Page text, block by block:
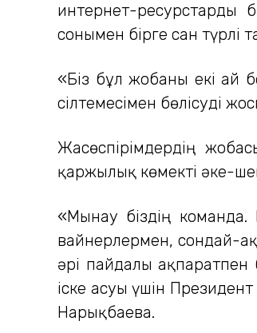
интернет-ресурстарды
сонымен бірге сан түрлі
«Біз бұл жобаны екі ай
сілтемесімен бөлісуді
Жасөспірімдердің
қаржылық көмекті әке-
«Мынау біздің команда.
вайнерлермен, сондай-
әрі пайдалы ақпаратпен
іске асуы үшін
Нарықбаева.